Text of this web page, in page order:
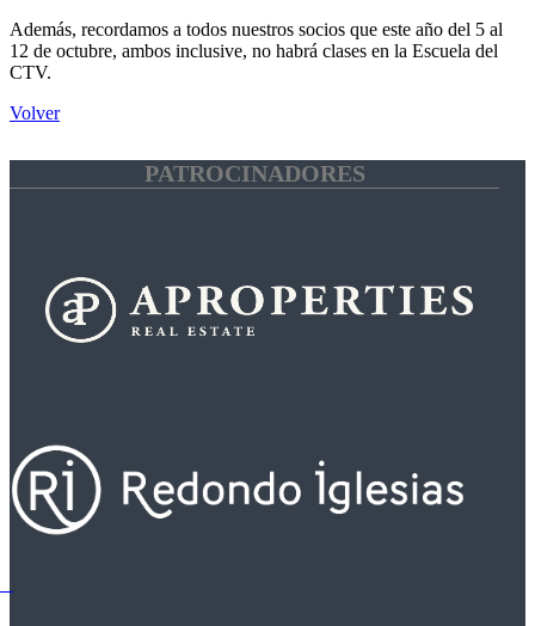
Además, recordamos a todos nuestros socios que este año del 5 al
12 de octubre, ambos inclusive, no habrá clases en la Escuela del
CTV.
Volver
PATROCINADORES